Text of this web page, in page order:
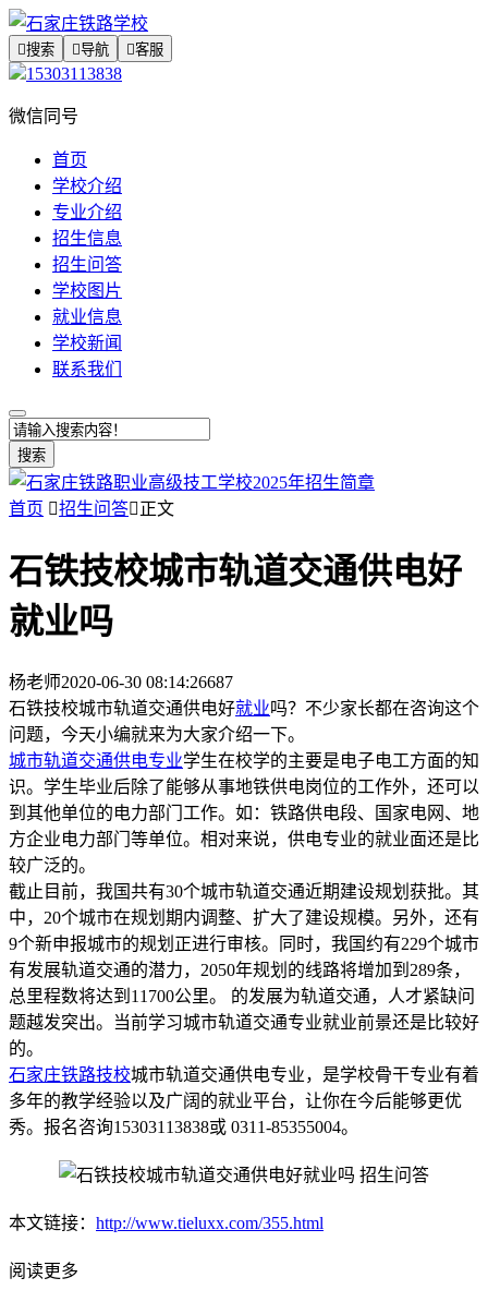
搜索 导航 客服
15303113838
微信同号
首页
学校介绍
专业介绍
招生信息
招生问答
学校图片
就业信息
学校新闻
联系我们
搜索
首页 招生问答正文
石铁技校城市轨道交通供电好
就业吗
杨老师2020-06-30 08:14:26687
石铁技校城市轨道交通供电好就业吗？不少家长都在咨询这个
问题，今天小编就来为大家介绍一下。
城市轨道交通供电专业学生在校学的主要是电子电工方面的知
识。学生毕业后除了能够从事地铁供电岗位的工作外，还可以
到其他单位的电力部门工作。如：铁路供电段、国家电网、地
方企业电力部门等单位。相对来说，供电专业的就业面还是比
较广泛的。
截止目前，我国共有30个城市轨道交通近期建设规划获批。其
中，20个城市在规划期内调整、扩大了建设规模。另外，还有
9个新申报城市的规划正进行审核。同时，我国约有229个城市
有发展轨道交通的潜力，2050年规划的线路将增加到289条，
总里程数将达到11700公里。 的发展为轨道交通，人才紧缺问
题越发突出。当前学习城市轨道交通专业就业前景还是比较好
的。
石家庄铁路技校城市轨道交通供电专业，是学校骨干专业有着
多年的教学经验以及广阔的就业平台，让你在今后能够更优
秀。报名咨询15303113838或 0311-85355004。
本文链接： http://www.tieluxx.com/355.html
阅读更多